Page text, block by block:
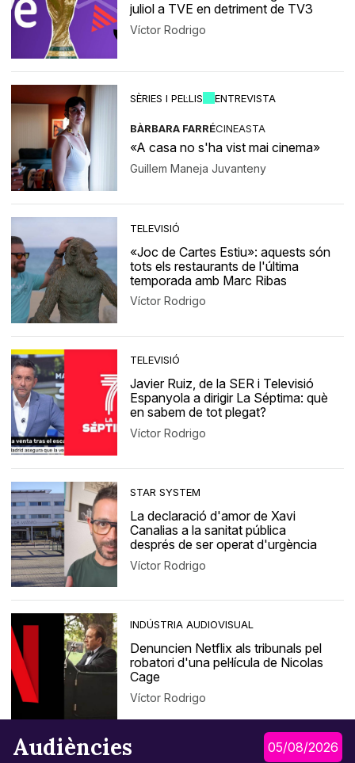
juliol a TVE en detriment de TV3
Víctor Rodrigo
SÈRIES I PEL·LIS ENTREVISTA
BÀRBARA FARRÉCINEASTA
«A casa no s'ha vist mai cinema»
Guillem Maneja Juvanteny
TELEVISIÓ
«Joc de Cartes Estiu»: aquests són
tots els restaurants de l'última
temporada amb Marc Ribas
Víctor Rodrigo
TELEVISIÓ
Javier Ruiz, de la SER i Televisió
Espanyola a dirigir La Séptima: què
en sabem de tot plegat?
Víctor Rodrigo
STAR SYSTEM
La declaració d'amor de Xavi
Canalias a la sanitat pública
després de ser operat d'urgència
Víctor Rodrigo
INDÚSTRIA AUDIOVISUAL
Denuncien Netflix als tribunals pel
robatori d'una pel·lícula de Nicolas
Cage
Víctor Rodrigo
Audiències 05/08/2026